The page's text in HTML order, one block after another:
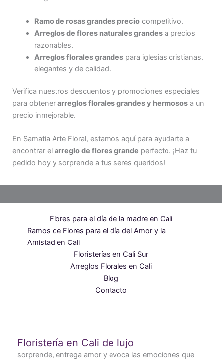
Ramo de rosas grandes preciocompetitivo.
Arreglos de flores naturales grandesa precios
razonables.
Arreglos florales grandespara iglesias cristianas,
elegantes y de calidad.
Verifica nuestros descuentos y promociones especiales
para obtener arreglos florales grandes y hermosos a un
precio inmejorable.
En Samatia Arte Floral, estamos aquí para ayudarte a
encontrar el arreglo de flores grande perfecto. ¡Haz tu
pedido hoy y sorprende a tus seres queridos!
Flores para el día de la madre en Cali
Ramos de Flores para el día del Amor y la
Amistad en Cali
Floristerías en Cali Sur
Arreglos Florales en Cali
Blog
Contacto
Floristería en Cali de lujo
sorprende, entrega amor y evoca las emociones que